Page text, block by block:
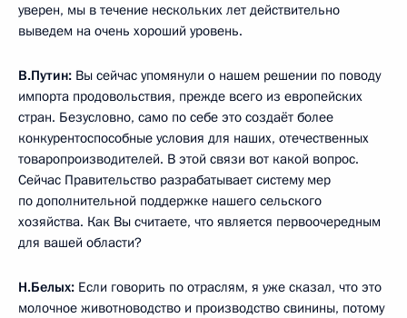
уверен, мы в течение нескольких лет действительно
выведем на очень хороший уровень.
В.Путин: Вы сейчас упомянули о нашем решении по поводу
импорта продовольствия, прежде всего из европейских
стран. Безусловно, само по себе это создаёт более
конкурентоспособные условия для наших, отечественных
товаропроизводителей. В этой связи вот какой вопрос.
Сейчас Правительство разрабатывает систему мер
по дополнительной поддержке нашего сельского
хозяйства. Как Вы считаете, что является первоочередным
для вашей области?
Н.Белых: Если говорить по отраслям, я уже сказал, что это
молочное животноводство и производство свинины, потому